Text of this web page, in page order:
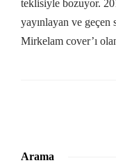
teklisiyle bozuyor.
yayınlayan ve geçen
Mirkelam cover’ı
Arama